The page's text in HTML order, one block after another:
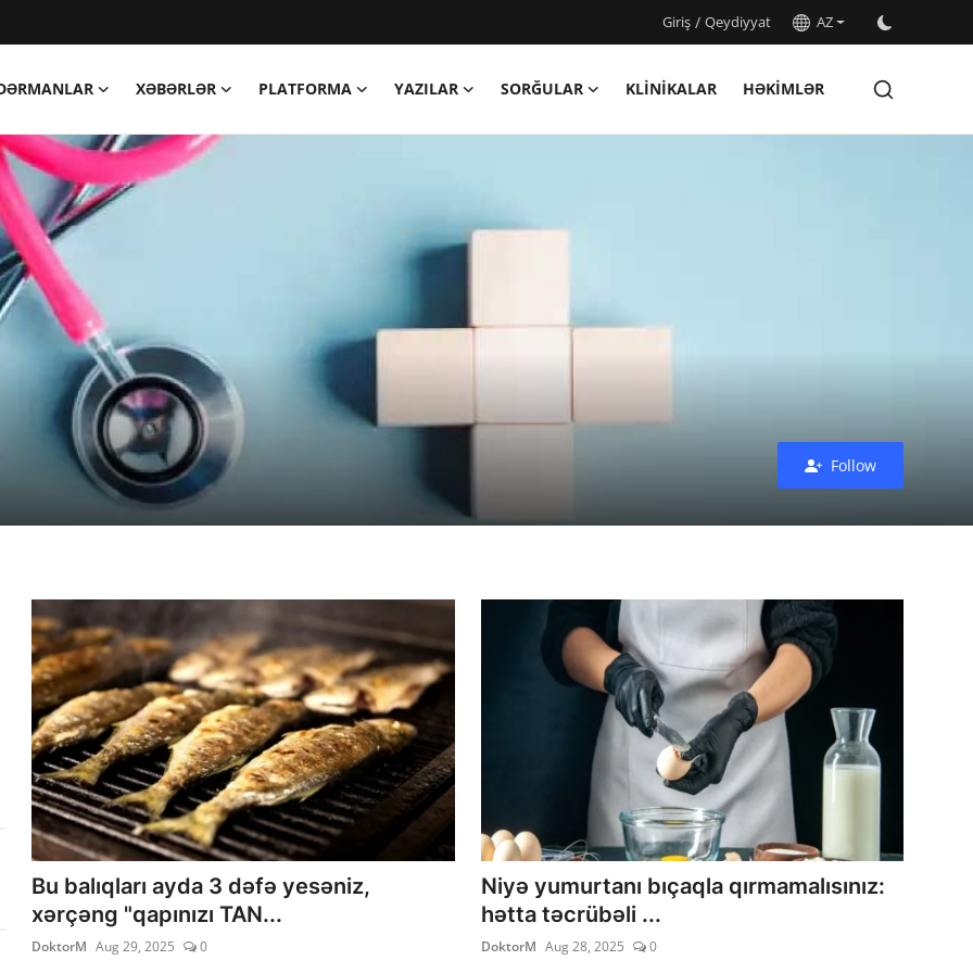
Giriş/ Qeydiyyat AZ
XƏBƏRLƏR PLATFORMA YAZILAR SORĞULAR KLINIKALAR HƏKIMLƏR
Follow
Bu balıqları ayda 3 dəfə yesəniz,
xərçəng "qapınızı TAN...
DoktorM Aug 29, 2025 0
Niyə yumurtanı bıçaqla qırmamalısınız:
hətta təcrübəli ...
DoktorM Aug 28, 2025 0